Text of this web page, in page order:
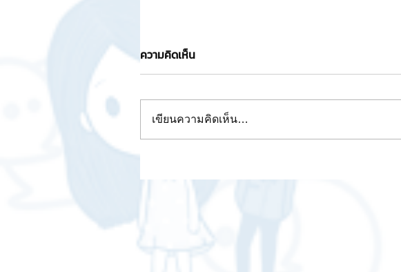
📣Bitkub เปิดตัว KUB Coin พร้อม
ประกาศ 11 พา์ทเนอร์ร่วมเป็น
Validator Node บน Bitkub Chain
ความคิดเห็น
เขียนความคิดเห็น…